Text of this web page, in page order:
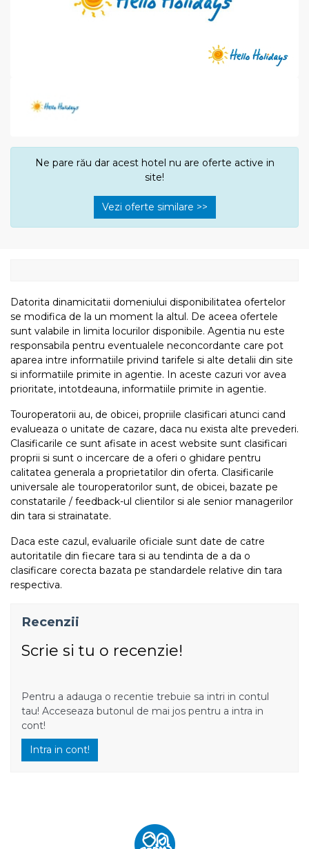
Ne pare rău dar acest hotel nu are oferte active in
site!
Vezi oferte similare >>
Datorita dinamicitatii domeniului disponibilitatea ofertelor
se modifica de la un moment la altul. De aceea ofertele
sunt valabile in limita locurilor disponibile. Agentia nu este
responsabila pentru eventualele neconcordante care pot
aparea intre informatiile privind tarifele si alte detalii din site
si informatiile primite in agentie. In aceste cazuri vor avea
prioritate, intotdeauna, informatiile primite in agentie.
Touroperatorii au, de obicei, propriile clasificari atunci cand
evalueaza o unitate de cazare, daca nu exista alte prevederi.
Clasificarile ce sunt afisate in acest website sunt clasificari
proprii si sunt o incercare de a oferi o ghidare pentru
calitatea generala a proprietatilor din oferta. Clasificarile
universale ale touroperatorilor sunt, de obicei, bazate pe
constatarile / feedback-ul clientilor si ale senior managerilor
din tara si strainatate.
Daca este cazul, evaluarile oficiale sunt date de catre
autoritatile din fiecare tara si au tendinta de a da o
clasificare corecta bazata pe standardele relative din tara
respectiva.
Recenzii
Scrie si tu o recenzie!
Pentru a adauga o recentie trebuie sa intri in contul
tau! Acceseaza butonul de mai jos pentru a intra in
cont!
Intra in cont!